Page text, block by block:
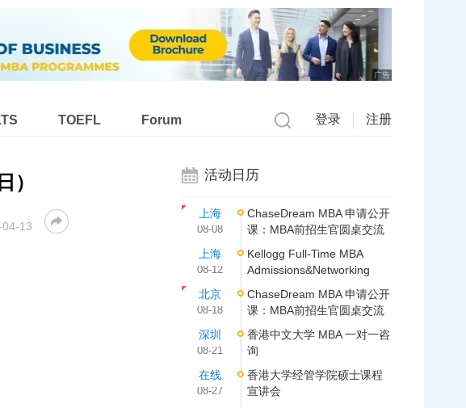
广告
TOEFL Forum 登录 注册
）
04-13
活动日历
上海
08-08
ChaseDream MBA 申请公开
课：MBA前招生官圆桌交流
上海
08-12
Kellogg Full-Time MBA
Admissions&Networking
北京
08-18
ChaseDream MBA 申请公开
课：MBA前招生官圆桌交流
深圳
08-21
香港中文大学 MBA 一对一咨
询
在线
08-27
香港大学经管学院硕士课程
宣讲会